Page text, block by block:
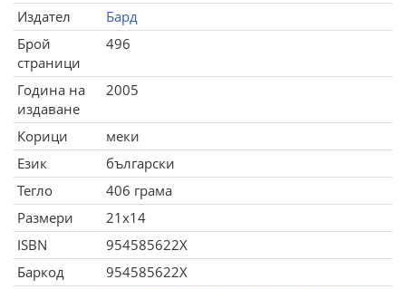
Издател
Бард
Брой
страници
496
Година на
издаване
2005
Корици
меки
Език
български
Тегло
406 грама
Размери
21x14
ISBN
954585622X
Баркод
954585622X